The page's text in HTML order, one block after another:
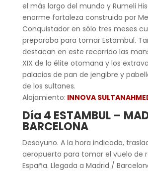
el más largo del mundo y Rumeli
enorme fortaleza construida por
Conquistador en sólo tres meses
preparaba para tomar Estambul.
destacan en este recorrido las
XIX de la élite otomana y los
palacios de pan de jengibre y
de los sultanes.
Alojamiento: INNOVA
Día 4 ESTAMBUL –
BARCELONA
Desayuno. A la hora indicada,
aeropuerto para tomar el vuelo de
España. Llegada a Madrid /